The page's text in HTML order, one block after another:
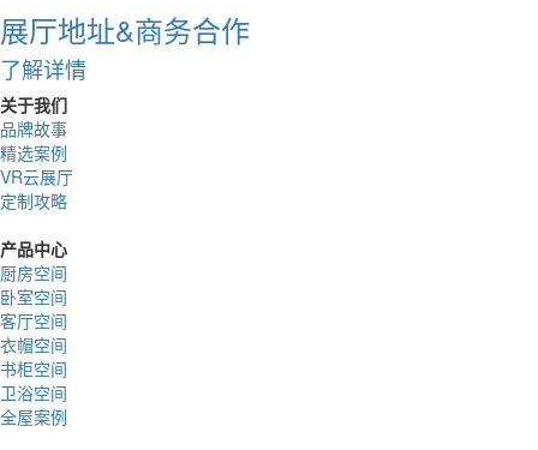
展厅地址&商务合作
了解详情
关于我们
品牌故事
精选案例
VR云展厅
定制攻略
产品中心
厨房空间
卧室空间
客厅空间
衣帽空间
书柜空间
卫浴空间
全屋案例